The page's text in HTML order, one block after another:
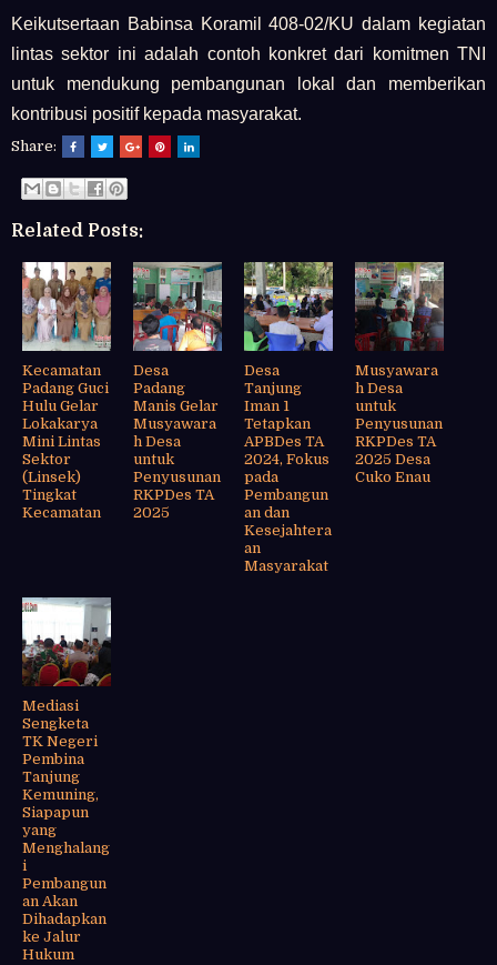
Keikutsertaan Babinsa Koramil 408-02/KU dalam kegiatan
lintas sektor ini adalah contoh konkret dari komitmen TNI
untuk mendukung pembangunan lokal dan memberikan
kontribusi positif kepada masyarakat.
Share:
Related Posts:
Kecamatan
Padang Guci
Hulu Gelar
Lokakarya
Mini Lintas
Sektor
(Linsek)
Tingkat
Kecamatan
Desa
Padang
Manis Gelar
Musyawara
h Desa
untuk
Penyusunan
RKPDes TA
2025
Desa
Tanjung
Iman 1
Tetapkan
APBDes TA
2024, Fokus
pada
Pembangun
an dan
Kesejahtera
an
Masyarakat
Musyawara
h Desa
untuk
Penyusunan
RKPDes TA
2025 Desa
Cuko Enau
Mediasi
Sengketa
TK Negeri
Pembina
Tanjung
Kemuning,
Siapapun
yang
Menghalang
i
Pembangun
an Akan
Dihadapkan
ke Jalur
Hukum